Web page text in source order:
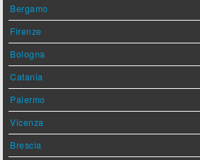
Bergamo
Firenze
Bologna
Catania
Palermo
Vicenza
Brescia